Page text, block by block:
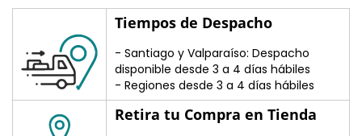
Tiempos de Despacho
- Santiago y Valparaíso: Despacho
disponible desde 3 a 4 días hábiles
- Regiones desde 3 a 4 días hábiles
Retira tu Compra en Tienda